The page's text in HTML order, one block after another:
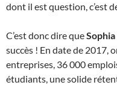
dont il est question, c’est
C’est donc dire que
succès ! En date de 2017,
entreprises, 36 000
étudiants, une solide